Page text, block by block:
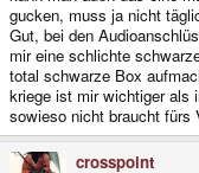
gucken, muss ja nicht
Gut, bei den
mir eine schlichte
total schwarze Box
kriege ist mir wichtiger als
sowieso nicht braucht fürs
crosspoint